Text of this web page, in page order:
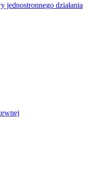
jednostronnego działania